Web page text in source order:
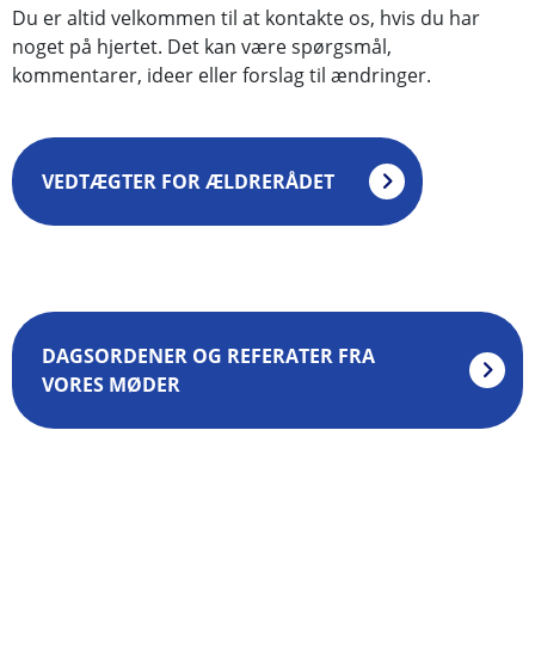
Du er altid velkommen til at kontakte os, hvis du har
noget på hjertet. Det kan være spørgsmål,
kommentarer, ideer eller forslag til ændringer.
VEDTÆGTER FOR ÆLDRERÅDET
DAGSORDENER OG REFERATER FRA
VORES MØDER